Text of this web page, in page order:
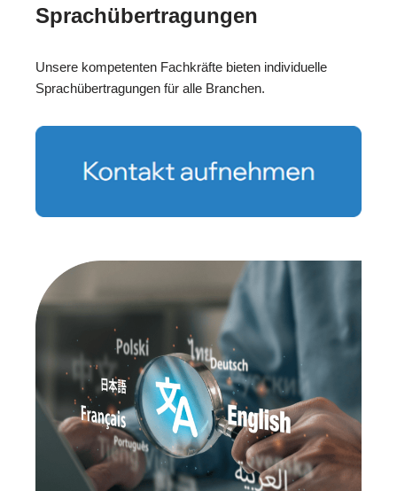
Sprachübertragungen
Unsere kompetenten Fachkräfte bieten individuelle
Sprachübertragungen für alle Branchen.